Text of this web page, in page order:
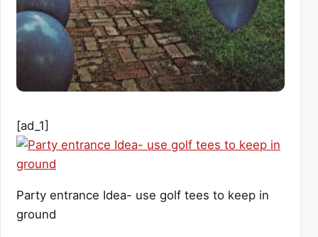
[ad_1]
Party entrance Idea- use golf tees to keep in
ground